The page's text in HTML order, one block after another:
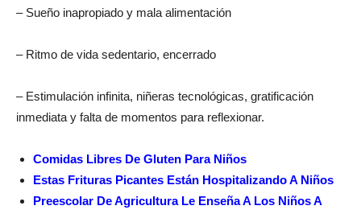
– Sueño inapropiado y mala alimentación
– Ritmo de vida sedentario, encerrado
– Estimulación infinita, niñeras tecnológicas, gratificación
inmediata y falta de momentos para reflexionar.
Comidas Libres De Gluten Para Niños
Estas Frituras Picantes Están Hospitalizando A Niños
Preescolar De Agricultura Le Enseña A Los Niños A